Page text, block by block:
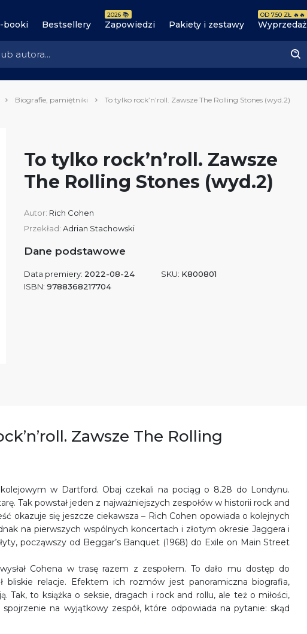
booki Bestsellery Zapowiedzi
2026 📚
Pakiety i zestawy Wyprzedaż
OD 7.50 ZŁ 🔥🔥
Biografie, pamiętniki To tylko rock’n’roll. Zawsze The Rolling Stones (wyd.2)
To tylko rock’n’roll. Zawsze
The Rolling Stones (wyd.2)
Autor: Rich Cohen
Przekład: Adrian Stachowski
Dane podstawowe
Data premiery: 2022-08-24
ISBN: 9788368217704
SKU: K800801
Zawsze The Rolling
w Dartford. Obaj czekali na pociąg o 8.28 do Londynu.
Tak powstał jeden z najważniejszych zespołów w historii rock and
okazuje się jeszcze ciekawsza – Rich Cohen opowiada o kolejnych
na pierwszych wspólnych koncertach i złotym okresie Jaggera i
począwszy od Beggar’s Banquet (1968) do Exile on Main Street
Cohena w trasę razem z zespołem. To dało mu dostęp do
bliskie relacje. Efektem ich rozmów jest panoramiczna biografia,
Tak, to książka o seksie, dragach i rock and rollu, ale też o miłości,
na wyjątkowy zespół, które odpowiada na pytanie: skąd